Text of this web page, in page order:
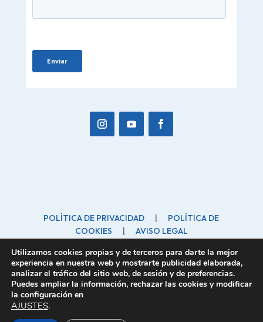
POLÍTICA DE PRIVACIDAD | POLÍTICA DE
COOKIES | AVISO LEGAL
forofamilia@forofamilia.org| C/ Marinero, 10 28260
Galapagar
Foro español de la Familia Copyright © 2026. Todos
Utilizamos cookies propias y de terceros para darte la mejor
experiencia en nuestra web y mostrarte publicidad elaborada,
analizar el tráfico del sitio web, de sesión y de preferencias.
Puedes ampliar la información, rechazar las cookies y modificar
la configuración en
AJUSTES.